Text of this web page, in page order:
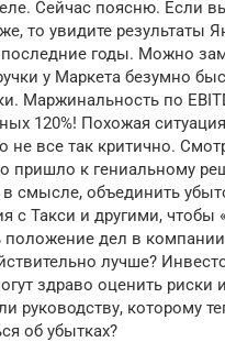
Сейчас поясню. Если
то увидите результаты
годы. Можно
у Маркета безумно
Маржинальность по
120%! Похожая
не все так критично.
пришло к гениальному
в смысле, объединить
с Такси и другими, чтобы
положение дел в
лучше?
здраво оценить риски
руководству, которому
об убытках?